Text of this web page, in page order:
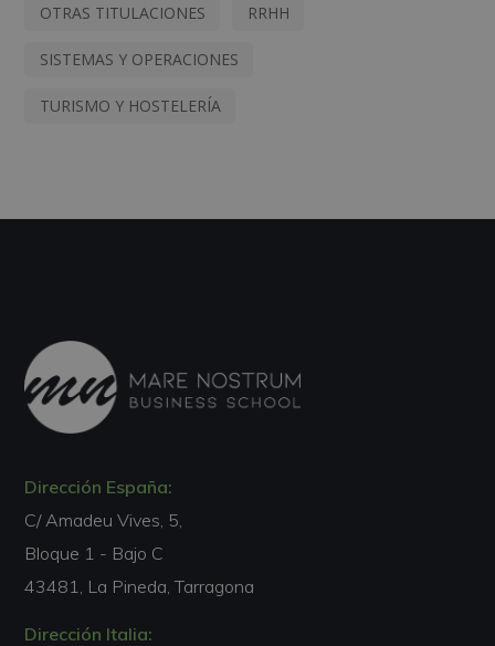
OTRAS TITULACIONES RRHH
SISTEMAS Y OPERACIONES
TURISMO Y HOSTELERÍA
Dirección España:
C/ Amadeu Vives, 5,
Bloque 1 - Bajo C
43481, La Pineda, Tarragona
Dirección Italia: